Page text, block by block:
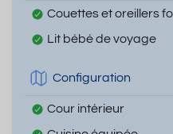
Couettes et oreillers
Lit bébé de voyage
Configuration
Cour intérieur